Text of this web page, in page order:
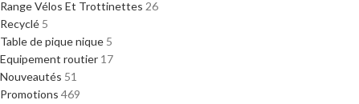
Range Vélos Et Trottinettes 26
Recyclé 5
Table de pique nique 5
Equipement routier 17
Nouveautés 51
Promotions 469